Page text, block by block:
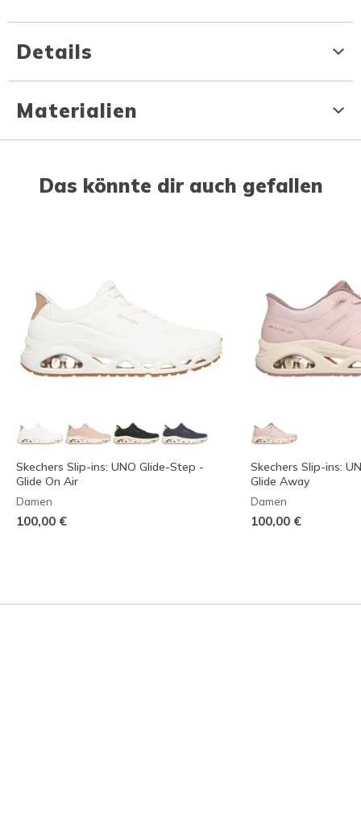
Details
Materialien
Das könnte dir auch gefallen
Skechers Slip-ins: UNO Glide-Step -
Glide On Air
Damen
100,00 €
Skechers Slip-ins:
Glide Away
Damen
100,00 €